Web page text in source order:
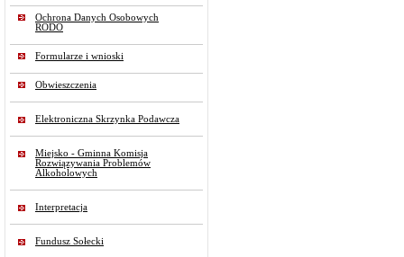
Ochrona Danych Osobowych
RODO
Formularze i wnioski
Obwieszczenia
Elektroniczna Skrzynka Podawcza
Miejsko - Gminna Komisja
Rozwiązywania Problemów
Alkoholowych
Interpretacja
Fundusz Sołecki